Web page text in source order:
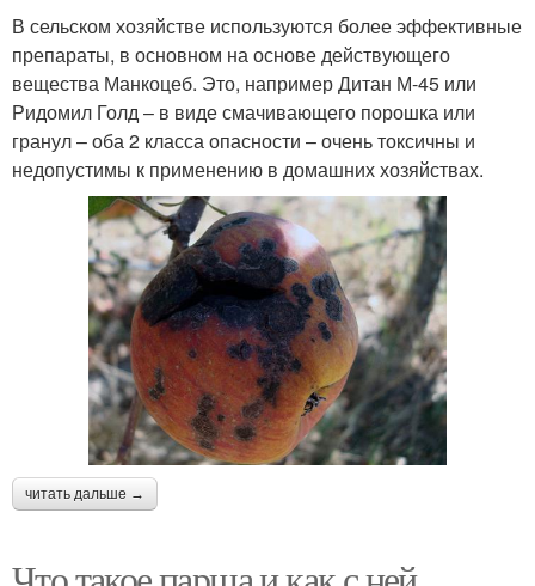
В сельском хозяйстве используются более эффективные
препараты, в основном на основе действующего
вещества Манкоцеб. Это, например Дитан М-45 или
Ридомил Голд – в виде смачивающего порошка или
гранул – оба 2 класса опасности – очень токсичны и
недопустимы к применению в домашних хозяйствах.
читать дальше →